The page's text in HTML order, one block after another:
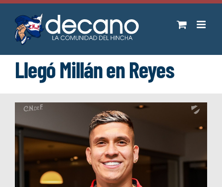
Saltar
contenido
Llegó Millán en Reyes